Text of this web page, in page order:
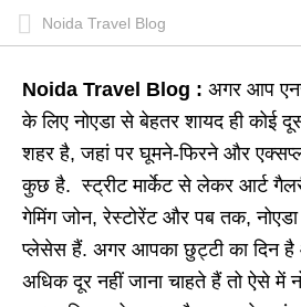
Noida Travel Blog
Noida Travel Blog : अगर आप
के लिए नोएडा से बेहतर शायद ही कोई
शहर है, जहां पर घूमने-फिरने और
कुछ है. स्ट्रीट मार्केट से लेकर आर्ट
गेमिंग जोन, रेस्टोरेंट और पब तक,
प्लेसेस हैं. अगर आपका छुट्टी का दिन
अधिक दूर नहीं जाना चाहते हैं तो ऐसे में